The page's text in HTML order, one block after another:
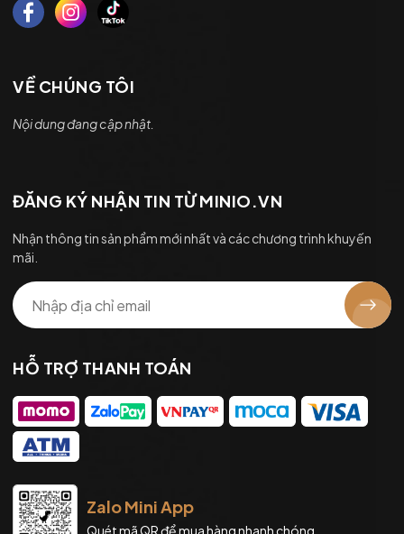
VỀ CHÚNG TÔI
Nội dung đang cập nhật.
ĐĂNG KÝ NHẬN TIN TỪ MINIO.VN
Nhận thông tin sản phẩm mới nhất và các chương trình khuyến
mãi.
HỖ TRỢ THANH TOÁN
Zalo Mini App